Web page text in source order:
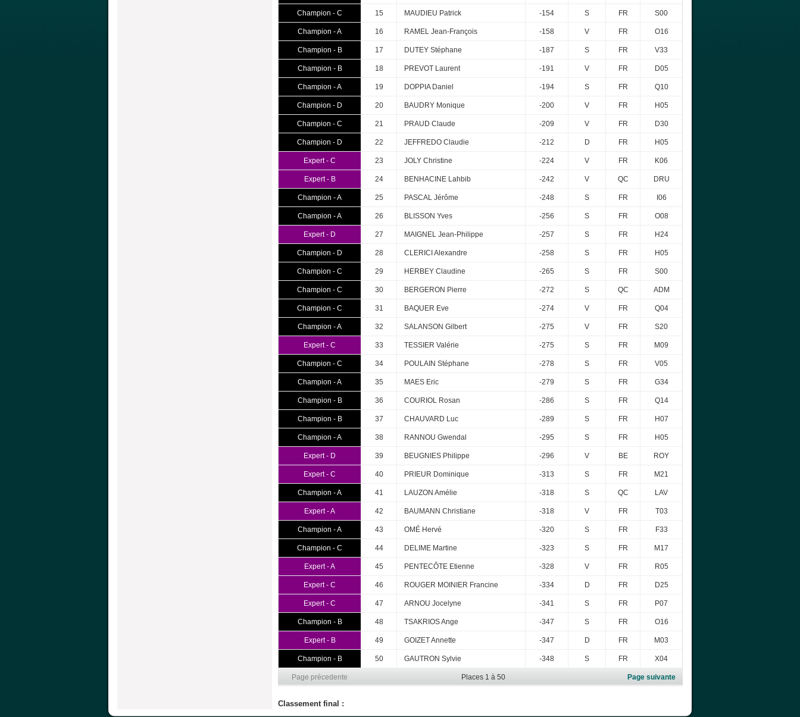
Champion - C 15 MAUDIEU Patrick -154 S FR S00
Champion - A 16 RAMEL Jean-François -158 V FR O16
Champion - B 17 DUTEY Stéphane -187 S FR V33
Champion - B 18 PREVOT Laurent -191 V FR D05
Champion - A 19 DOPPIA Daniel -194 S FR Q10
Champion - D 20 BAUDRY Monique -200 V FR H05
Champion - C 21 PRAUD Claude -209 V FR D30
Champion - D 22 JEFFREDO Claudie -212 D FR H05
Expert - C 23 JOLY Christine -224 V FR K06
Expert - B 24 BENHACINE Lahbib -242 V QC DRU
Champion - A 25 PASCAL Jérôme -248 S FR I06
Champion - A 26 BLISSON Yves -256 S FR O08
Expert - D 27 MAIGNEL Jean-Philippe -257 S FR H24
Champion - D 28 CLERICI Alexandre -258 S FR H05
Champion - C 29 HERBEY Claudine -265 S FR S00
Champion - C 30 BERGERON Pierre -272 S QC ADM
Champion - C 31 BAQUER Eve -274 V FR Q04
Champion - A 32 SALANSON Gilbert -275 V FR S20
Expert - C 33 TESSIER Valérie -275 S FR M09
Champion - C 34 POULAIN Stéphane -278 S FR V05
Champion - A 35 MAES Eric -279 S FR G34
Champion - B 36 COURIOL Rosan -286 S FR Q14
Champion - B 37 CHAUVARD Luc -289 S FR H07
Champion - A 38 RANNOU Gwendal -295 S FR H05
Expert - D 39 BEUGNIES Philippe -296 V BE ROY
Expert - C 40 PRIEUR Dominique -313 S FR M21
Champion - A 41 LAUZON Amélie -318 S QC LAV
Expert - A 42 BAUMANN Christiane -318 V FR T03
Champion - A 43 OMÉ Hervé -320 S FR F33
Champion - C 44 DELIME Martine -323 S FR M17
Expert - A 45 PENTECÔTE Etienne -328 V FR R05
Expert - C 46 ROUGER MOINIER Francine -334 D FR D25
Expert - C 47 ARNOU Jocelyne -341 S FR P07
Champion - B 48 TSAKRIOS Ange -347 S FR O16
Expert - B 49 GOIZET Annette -347 D FR M03
Champion - B 50 GAUTRON Sylvie -348 S FR X04
Page précedente Places 1 à 50 Page suivante
Classement final :